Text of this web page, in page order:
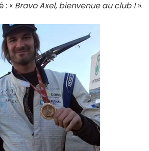
: « Bravo Axel, bienvenue au club !».